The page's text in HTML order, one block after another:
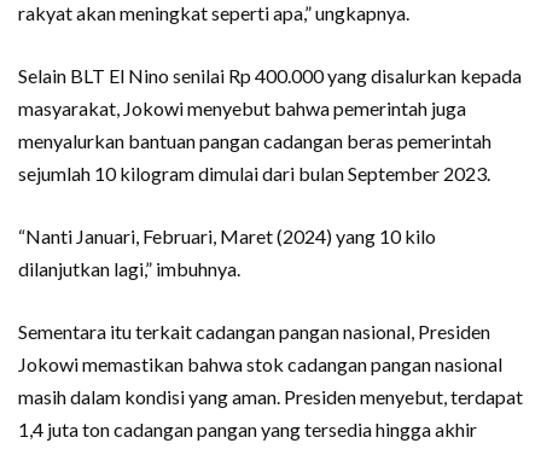
rakyat akan meningkat seperti apa,” ungkapnya.
Selain BLT El Nino senilai Rp 400.000 yang disalurkan kepada
masyarakat, Jokowi menyebut bahwa pemerintah juga
menyalurkan bantuan pangan cadangan beras pemerintah
sejumlah 10 kilogram dimulai dari bulan September 2023.
“Nanti Januari, Februari, Maret (2024) yang 10 kilo
dilanjutkan lagi,” imbuhnya.
Sementara itu terkait cadangan pangan nasional, Presiden
Jokowi memastikan bahwa stok cadangan pangan nasional
masih dalam kondisi yang aman. Presiden menyebut, terdapat
1,4 juta ton cadangan pangan yang tersedia hingga akhir